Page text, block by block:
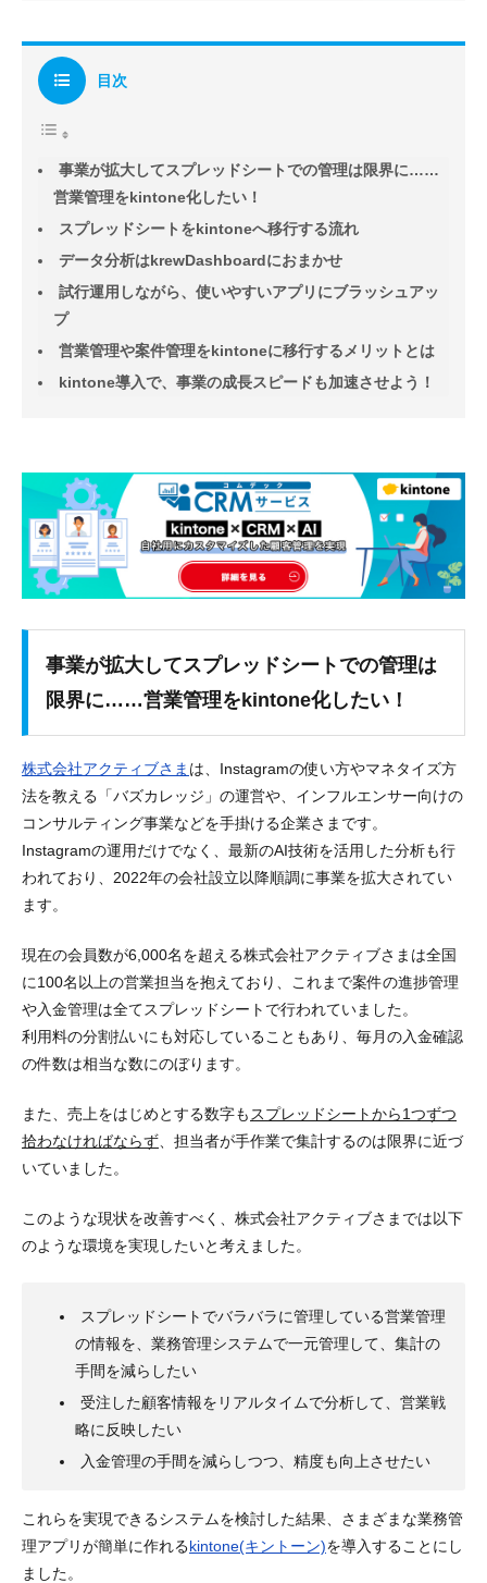
目次
事業が拡大してスプレッドシートでの管理は限界に……
営業管理をkintone化したい！
スプレッドシートをkintoneへ移行する流れ
データ分析はkrewDashboardにおまかせ
試行運用しながら、使いやすいアプリにブラッシュアッ
プ
営業管理や案件管理をkintoneに移行するメリットとは
kintone導入で、事業の成長スピードも加速させよう！
事業が拡大してスプレッドシートでの管理は
限界に……営業管理をkintone化したい！
株式会社アクティブさま は、Instagramの使い方やマネタイズ方
法を教える「バズカレッジ」の運営や、インフルエンサー向けの
コンサルティング事業などを手掛ける企業さまです。
Instagramの運用だけでなく、最新のAI技術を活用した分析も行
われており、2022年の会社設立以降順調に事業を拡大されてい
ます。
現在の会員数が6,000名を超える株式会社アクティブさまは全国
に100名以上の営業担当を抱えており、これまで案件の進捗管理
や入金管理は全てスプレッドシートで行われていました。
利用料の分割払いにも対応していることもあり、毎月の入金確認
の件数は相当な数にのぼります。
また、売上をはじめとする数字もスプレッドシートから1つずつ
拾わなければならず、担当者が手作業で集計するのは限界に近づ
いていました。
このような現状を改善すべく、株式会社アクティブさまでは以下
のような環境を実現したいと考えました。
スプレッドシートでバラバラに管理している営業管理
の情報を、業務管理システムで一元管理して、集計の
手間を減らしたい
受注した顧客情報をリアルタイムで分析して、営業戦
略に反映したい
入金管理の手間を減らしつつ、精度も向上させたい
これらを実現できるシステムを検討した結果、さまざまな業務管
理アプリが簡単に作れるkintone(キントーン)を導入することにし
ました。